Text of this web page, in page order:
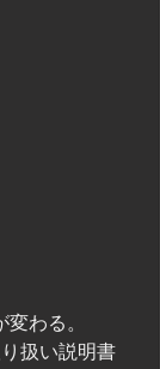
わる。
扱い説明書